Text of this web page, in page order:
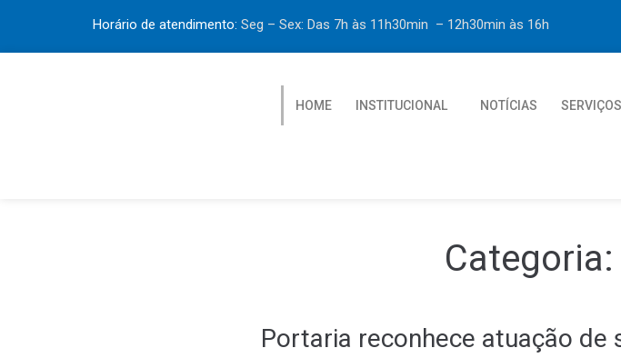
Horário de atendimento: Seg – Sex: Das 7h às 11h30min – 12h30min às 16h
HOME INSTITUCIONAL NOTÍCIAS SERVIÇOS
Categoria:
Portaria reconhece atuação de